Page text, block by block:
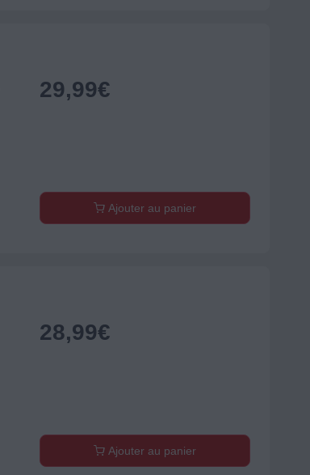
29,99€
Ajouter au panier
28,99€
Ajouter au panier